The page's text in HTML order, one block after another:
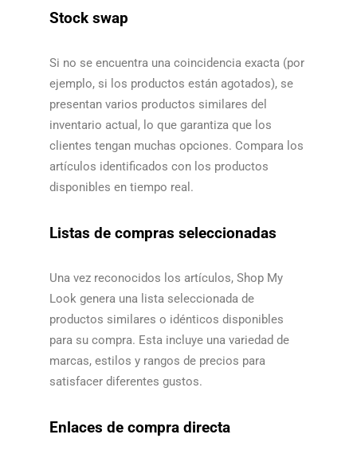
Stock swap
Si no se encuentra una coincidencia exacta (por
ejemplo, si los productos están agotados), se
presentan varios productos similares del
inventario actual, lo que garantiza que los
clientes tengan muchas opciones. Compara los
artículos identificados con los productos
disponibles en tiempo real.​​
Listas de compras seleccionadas
Una vez reconocidos los artículos, Shop My
Look genera una lista seleccionada de
productos similares o idénticos disponibles
para su compra. Esta incluye una variedad de
marcas, estilos y rangos de precios para
satisfacer diferentes gustos.​​
Enlaces de compra directa